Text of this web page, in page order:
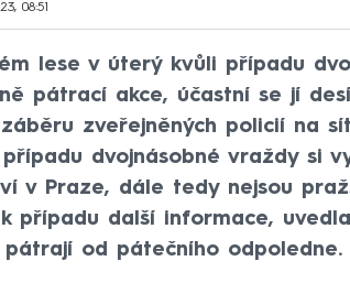
08:51
lese v úterý kvůli případu
pátrací akce, účastní se jí
zveřejněných policií na
dvojnásobné vraždy si
v Praze, dále tedy nejsou
případu další informace,
pátrají od pátečního odpoledne.